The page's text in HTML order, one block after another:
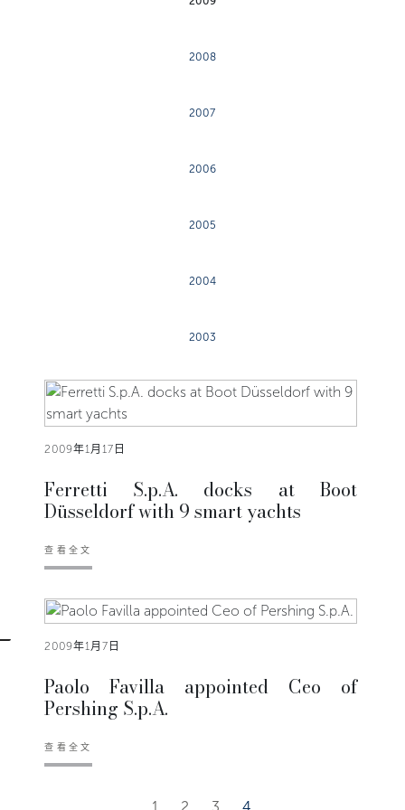
2008
2007
2006
2005
2004
2003
2009年1月17日
Ferretti S.p.A. docks at Boot
Düsseldorf with 9 smart yachts
查看全文
2009年1月7日
Paolo Favilla appointed Ceo of
Pershing S.p.A.
查看全文